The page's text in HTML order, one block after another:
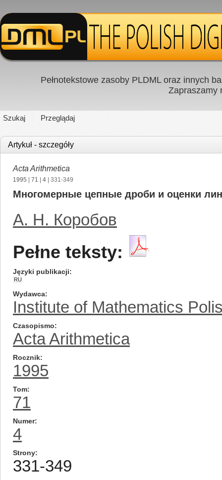
Pełnotekstowe zasoby PLDML oraz innych
Zapraszamy
Szukaj Przeglądaj
Artykuł - szczegóły
Acta Arithmetica
1995 71 4 | 331-349
Многомерные цепные дроби и оценки
А. Н. Коробов
Pełne teksty:
Języki publikacji
RU
Wydawca
Institute of Mathematics
Czasopismo
Acta Arithmetica
Rocznik
1995
Tom
71
Numer
4
Strony
331-349